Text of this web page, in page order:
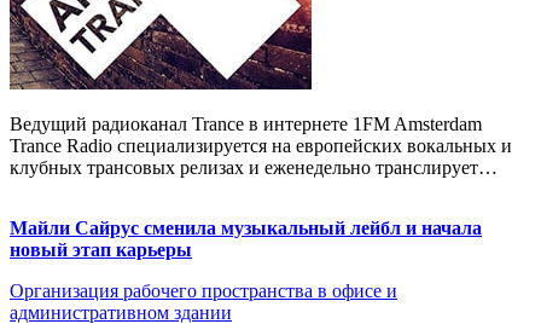
Ведущий радиоканал Trance в интернете 1FM Amsterdam
Trance Radio специализируется на европейских вокальных и
клубных трансовых релизах и еженедельно транслирует…
Майли Сайрус сменила музыкальный лейбл и начала
новый этап карьеры
Организация рабочего пространства в офисе и
административном здании